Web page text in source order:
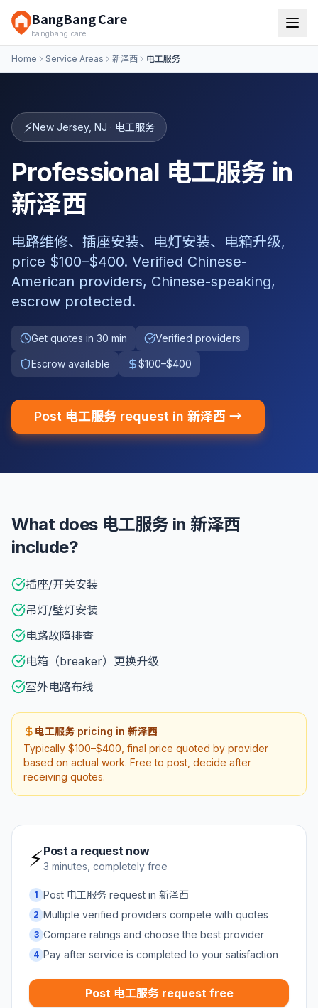
BangBang Care
bangbang.care
Home Service Areas 新泽西 电工服务
⚡New Jersey, NJ · 电工服务
Professional 电工服务 in
新泽西
电路维修、插座安装、电灯安装、电箱升级,
price $100–$400. Verified Chinese-
American providers, Chinese-speaking,
escrow protected.
Get quotes in 30 min Verified providers
Escrow available $100–$400
Post 电工服务 request in 新泽西 →
What does 电工服务 in 新泽西
include?
插座/开关安装
吊灯/壁灯安装
电路故障排查
电箱（breaker）更换升级
室外电路布线
电工服务 pricing in 新泽西
Typically $100–$400, final price quoted by provider
based on actual work. Free to post, decide after
receiving quotes.
⚡Post a request now
3 minutes, completely free
1 Post 电工服务 request in 新泽西
2 Multiple verified providers compete with quotes
3 Compare ratings and choose the best provider
4 Pay after service is completed to your satisfaction
Post 电工服务 request free